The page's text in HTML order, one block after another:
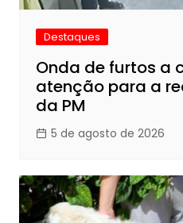
Destaques
Onda de furtos a
atenção para a
da PM
5 de agosto de 2026